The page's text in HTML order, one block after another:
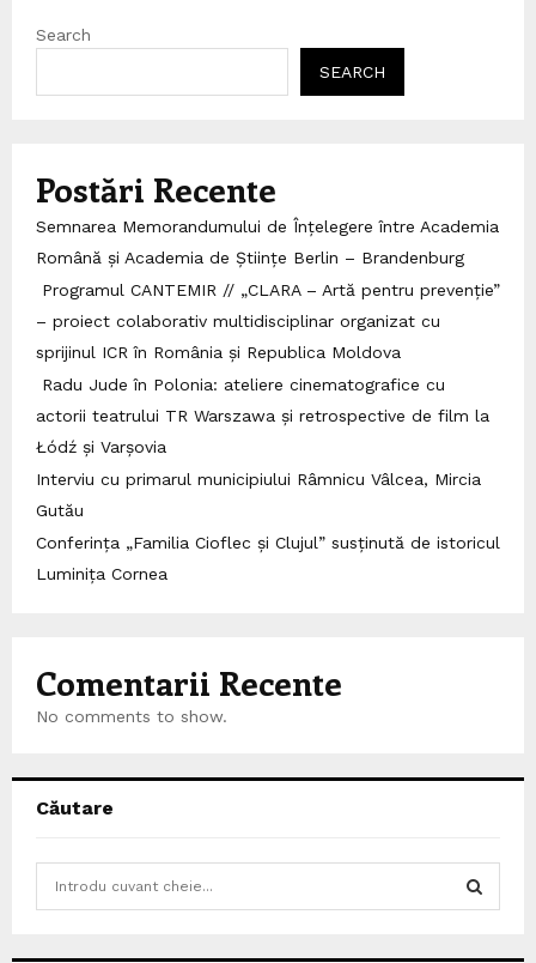
Search
SEARCH
Postări Recente
Semnarea Memorandumului de Înțelegere între Academia
Română și Academia de Științe Berlin – Brandenburg
Programul CANTEMIR // „CLARA – Artă pentru prevenție”
– proiect colaborativ multidisciplinar organizat cu
sprijinul ICR în România și Republica Moldova
Radu Jude în Polonia: ateliere cinematografice cu
actorii teatrului TR Warszawa și retrospective de film la
Łódź și Varșovia
Interviu cu primarul municipiului Râmnicu Vâlcea, Mircia
Gutău
Conferința „Familia Cioflec și Clujul” susținută de istoricul
Luminița Cornea
Comentarii Recente
No comments to show.
Căutare